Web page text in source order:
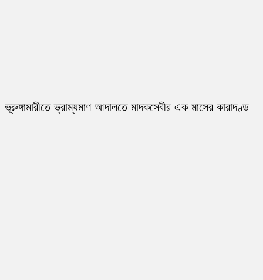
ভূরুঙ্গামারীতে ভ্রাম্যমাণ আদালতে মাদকসেবীর এক মাসের কারাদণ্ড